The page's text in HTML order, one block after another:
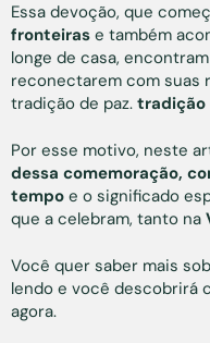
Essa devoção, que
fronteiras e também
longe de casa,
reconectarem com suas
tradição de paz. tradição
Por esse motivo, neste
dessa comemoração,
tempo e o significado
que a celebram, tanto na
Você quer saber mais
lendo e você descobrirá
agora.